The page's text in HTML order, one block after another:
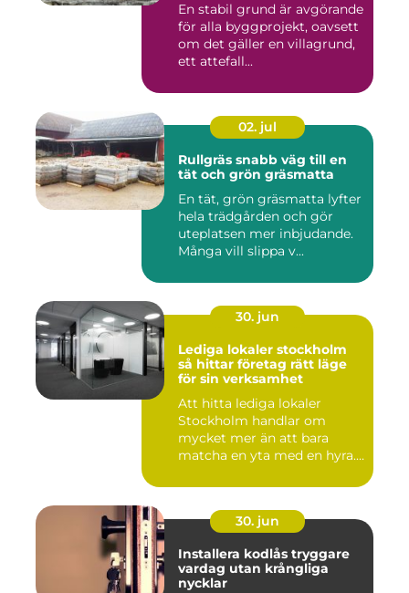
En stabil grund är avgörande
för alla byggprojekt, oavsett
om det gäller en villagrund,
ett attefall...
02. jul
Rullgräs snabb väg till en
tät och grön gräsmatta
En tät, grön gräsmatta lyfter
hela trädgården och gör
uteplatsen mer inbjudande.
Många vill slippa v...
30. jun
Lediga lokaler stockholm
så hittar företag rätt läge
för sin verksamhet
Att hitta lediga lokaler
Stockholm handlar om
mycket mer än att bara
matcha en yta med en hyra.
30. jun
Installera kodlås tryggare
vardag utan krångliga
nycklar